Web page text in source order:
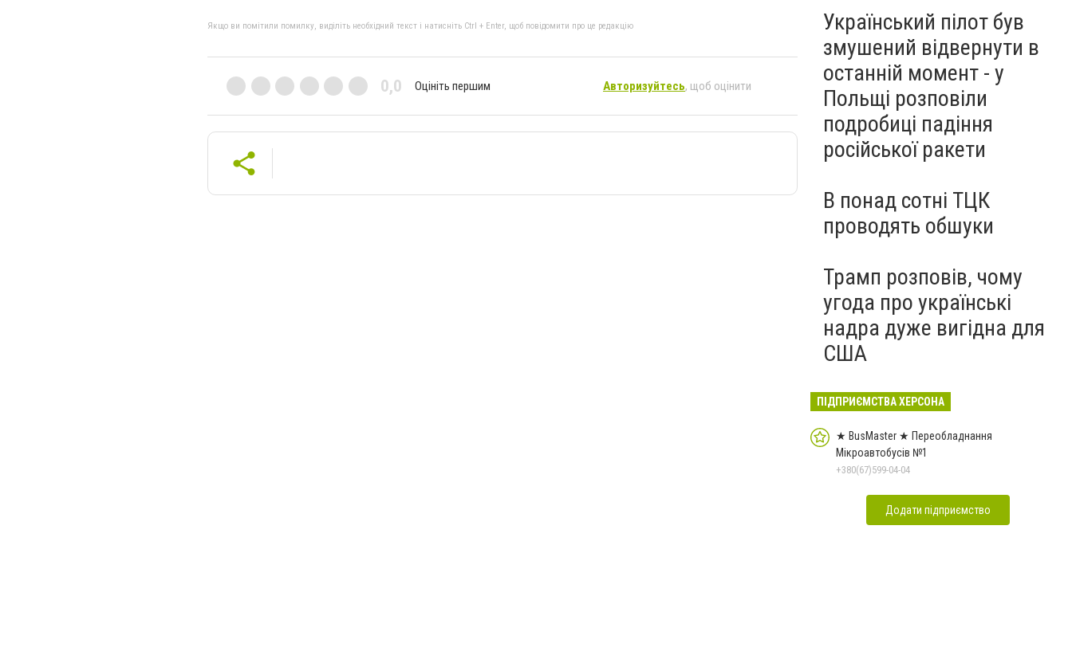
Якщо ви помітили помилку, виділіть необхідний текст і натисніть Ctrl + Enter, щоб повідомити про це редакцію
0,0 Оцініть першим Авторизуйтесь, щоб оцінити
Український пілот був
змушений відвернути в
останній момент - у
Польщі розповіли
подробиці падіння
російської ракети
В понад сотні ТЦК
проводять обшуки
Трамп розповів, чому
угода про українські
надра дуже вигідна для
США
ПІДПРИЄМСТВА ХЕРСОНА
★ BusMaster ★ Переобладнання
Мікроавтобусів №1
+380(67)599-04-04
Додати підприємство